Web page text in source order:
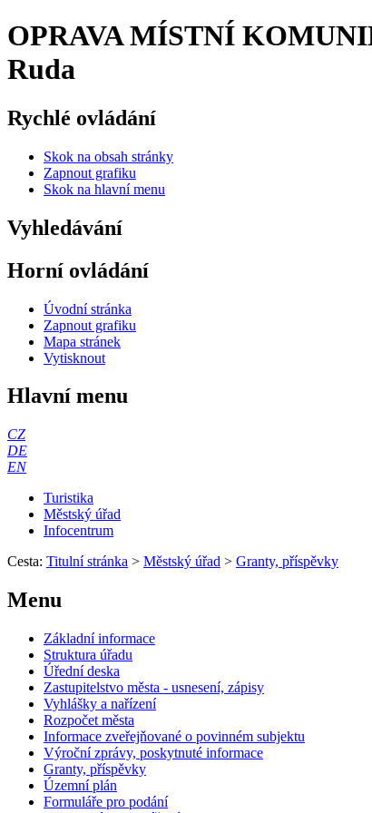
OPRAVA MÍSTNÍ
Ruda
Rychlé ovládání
Skok na obsah stránky
Zapnout grafiku
Skok na hlavní menu
Vyhledávání
Horní ovládání
Úvodní stránka
Zapnout grafiku
Mapa stránek
Vytisknout
Hlavní menu
CZ
DE
EN
Turistika
Městský úřad
Infocentrum
Cesta: Titulní stránka > Městský úřad > Granty, příspěvky
Menu
Základní informace
Struktura úřadu
Úřední deska
Zastupitelstvo města - usnesení, zápisy
Vyhlášky a nařízení
Rozpočet města
Informace zveřejňované o povinném subjektu
Výroční zprávy, poskytnuté informace
Granty, příspěvky
Územní plán
Formuláře pro podání